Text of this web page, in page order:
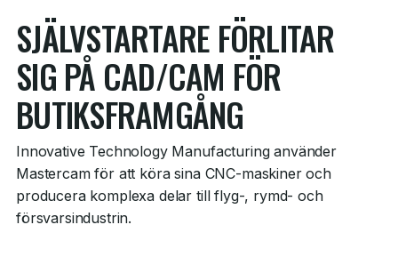
SJÄLVSTARTARE FÖRLITAR
SIG PÅ CAD/CAM FÖR
BUTIKSFRAMGÅNG
Innovative Technology Manufacturing använder
Mastercam för att köra sina CNC-maskiner och
producera komplexa delar till flyg-, rymd- och
försvarsindustrin.